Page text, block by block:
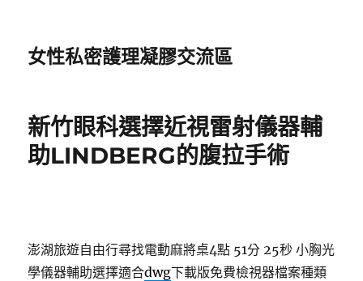
女性私密護理凝膠交流區
新竹眼科選擇近視雷射儀器輔
助LINDBERG的腹拉手術
澎湖旅遊自由行尋找電動麻將桌4點 51分 25秒 小胸光
學儀器輔助選擇適合dwg下載版免費檢視器檔案種類